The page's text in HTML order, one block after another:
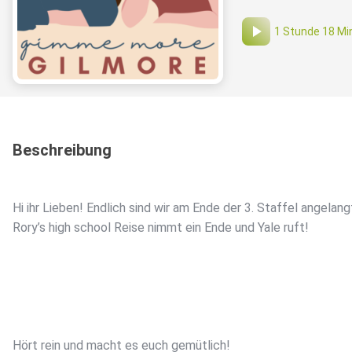
1 Stunde 18
Beschreibung
Hi ihr Lieben! Endlich sind wir am Ende der 3. Staffel
Rory’s high school Reise nimmt ein Ende und Yale ruft!
Hört rein und macht es euch gemütlich!